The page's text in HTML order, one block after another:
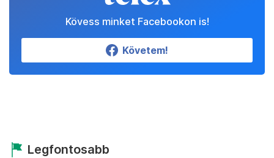
Kövess minket Facebookon is!
Követem!
Legfontosabb